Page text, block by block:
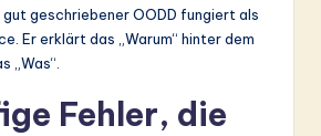
gut geschriebener OODD fungiert als
Er erklärt das „Warum“ hinter dem
„Was“.
Fehler, die